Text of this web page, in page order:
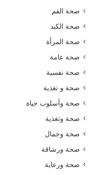
صحة الفم
صحة الكبد
صحة المرأة
صحة عامة
صحة نفسية
صحة و تغذية
صحة وأسلوب حياة
صحة وتغذية
صحة وجمال
صحة ورشاقة
صحة ورعاية